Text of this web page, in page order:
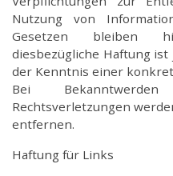
Nutzung von
Gesetzen bleiben
diesbezügliche Haftung
der Kenntnis einer
Bei
Rechtsverletzungen
entfernen.
Haftung für Links